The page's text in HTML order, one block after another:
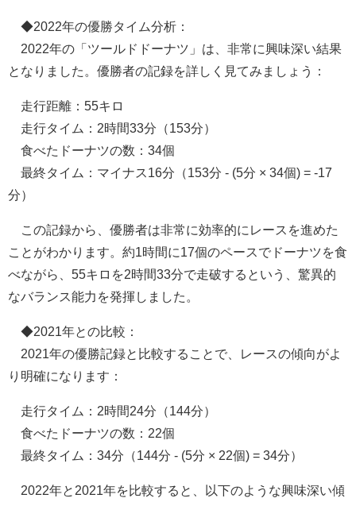
◆2022年の優勝タイム分析：
2022年の「ツールドドーナツ」は、非常に興味深い結果
となりました。優勝者の記録を詳しく見てみましょう：
走行距離：55キロ
走行タイム：2時間33分（153分）
食べたドーナツの数：34個
最終タイム：マイナス16分（153分 - (5分 × 34個) = -17
分）
この記録から、優勝者は非常に効率的にレースを進めた
ことがわかります。約1時間に17個のペースでドーナツを食
べながら、55キロを2時間33分で走破するという、驚異的
なバランス能力を発揮しました。
◆2021年との比較：
2021年の優勝記録と比較することで、レースの傾向がよ
り明確になります：
走行タイム：2時間24分（144分）
食べたドーナツの数：22個
最終タイム：34分（144分 - (5分 × 22個) = 34分）
2022年と2021年を比較すると、以下のような興味深い傾